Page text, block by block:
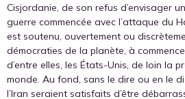
Cisjordanie, de son refus d’envisager
guerre commencée avec l’attaque du
est soutenu, ouvertement ou
démocraties de la planète, à
d’entre elles, les États-Unis, de loin la
monde. Au fond, sans le dire ou en le
l’Iran seraient satisfaits d’être